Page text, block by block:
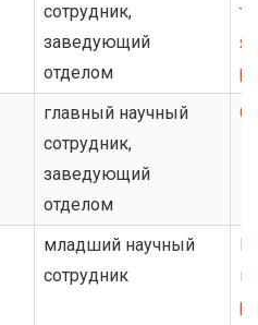
сотрудник,
заведующий
отделом
главный научный
сотрудник,
заведующий
отделом
младший научный
сотрудник